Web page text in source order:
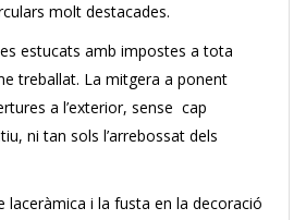
molt destacades.
estucats amb impostes a tota
treballat. La mitgera a ponent
a l’exterior, sense cap
ni tan sols l’arrebossat dels
laceràmica i la fusta en la decoració